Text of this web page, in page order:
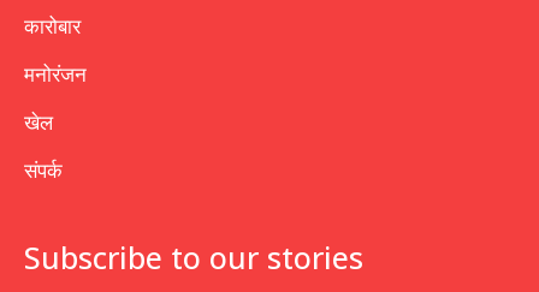
कारोबार
मनोरंजन
खेल
संपर्क
Subscribe to our stories